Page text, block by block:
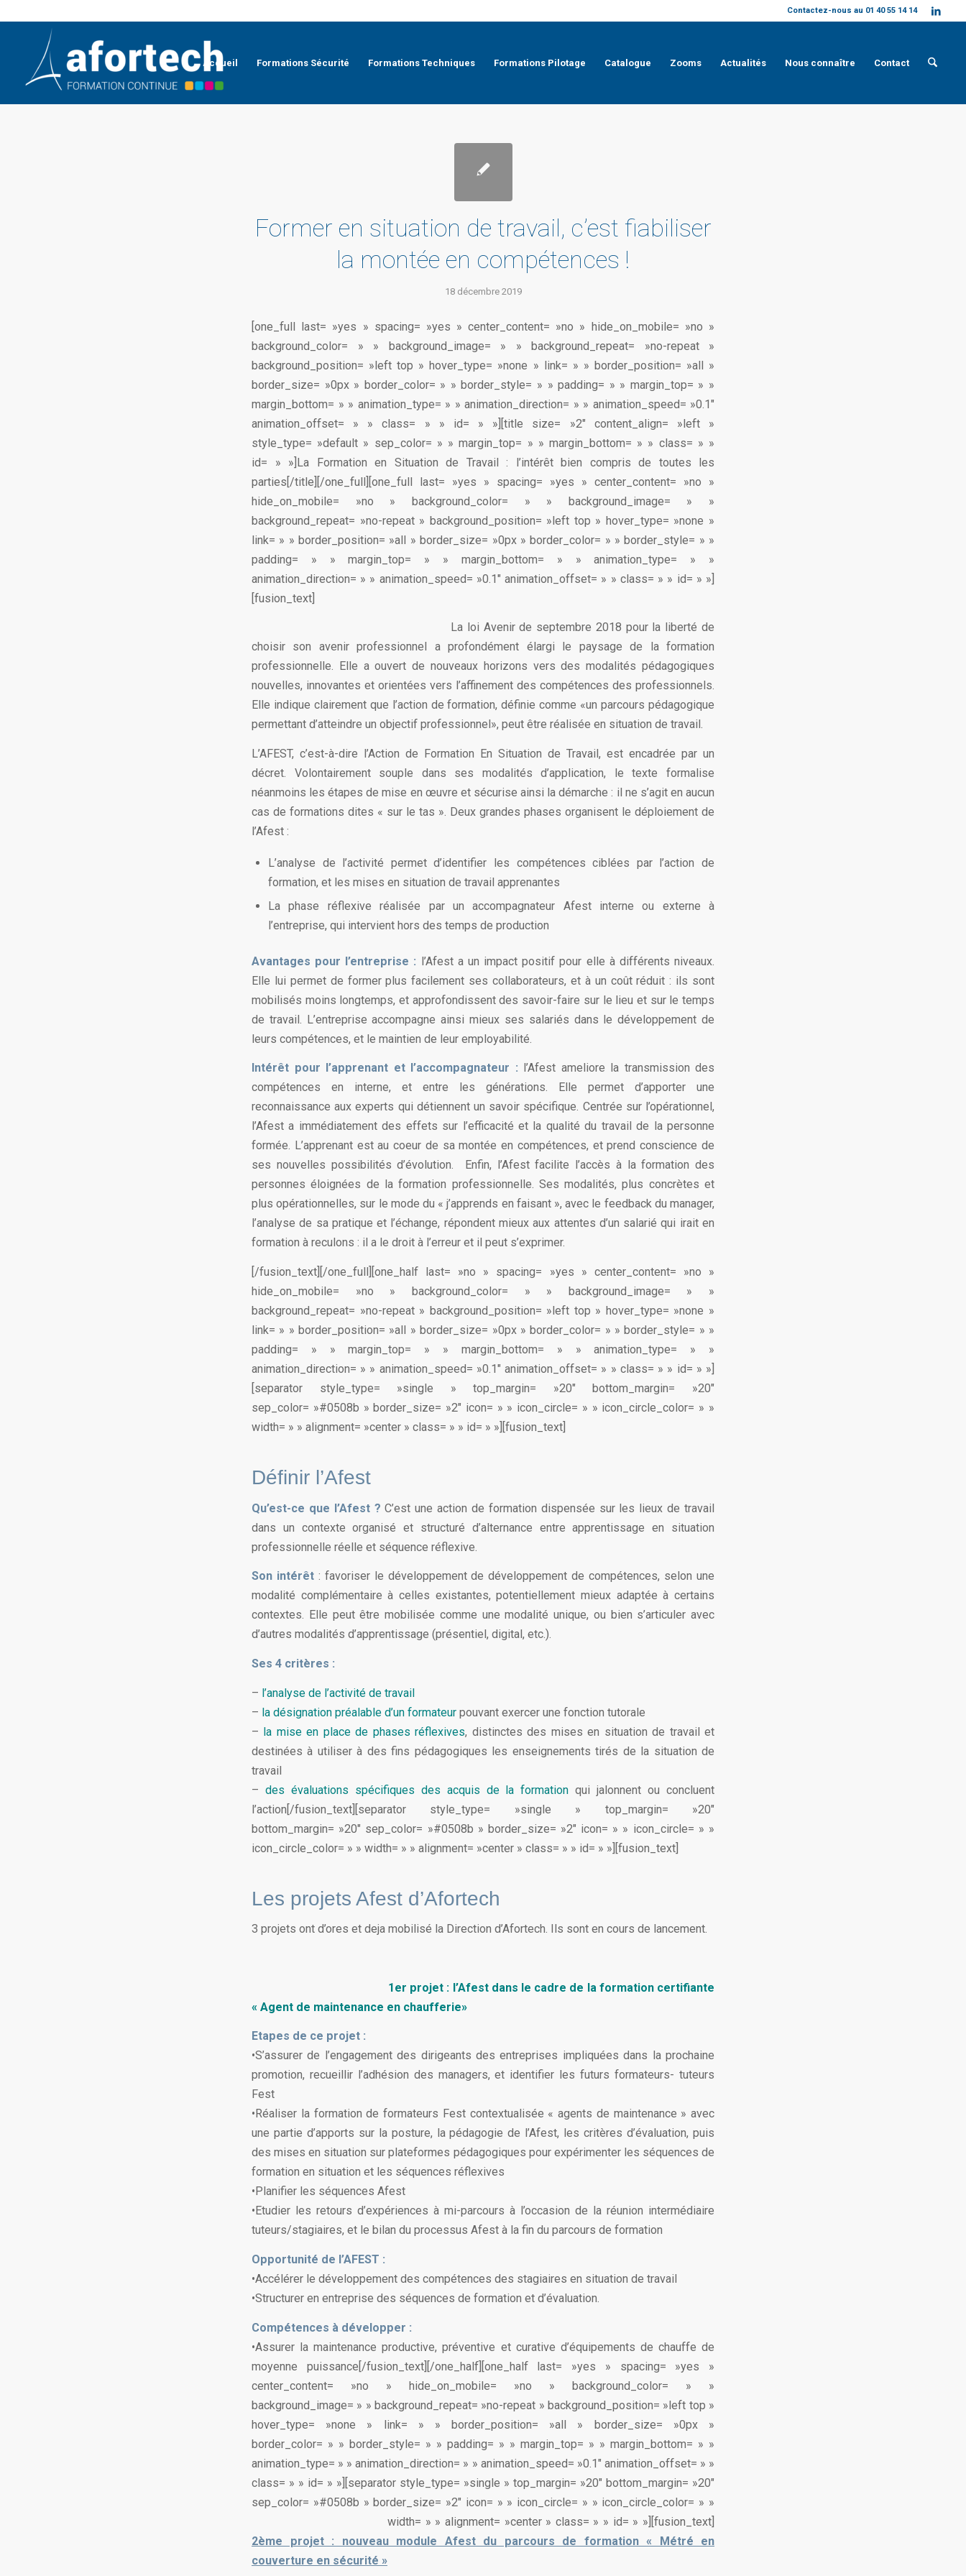
Contactez-nous au 01 40 55 14 14
Accueil Formations Sécurité Formations Techniques Formations Pilotage Catalogue Zooms Actualités Nous connaître Contact
Former en situation de travail, c’est fiabiliser
la montée en compétences !
18 décembre 2019
[one_full last= »yes » spacing= »yes » center_content= »no » hide_on_mobile= »no »
background_color= » » background_image= » » background_repeat= »no-repeat »
background_position= »left top » hover_type= »none » link= » » border_position= »all »
border_size= »0px » border_color= » » border_style= » » padding= » » margin_top= » »
margin_bottom= » » animation_type= » » animation_direction= » » animation_speed= »0.1″
animation_offset= » » class= » » id= » »][title size= »2″ content_align= »left »
style_type= »default » sep_color= » » margin_top= » » margin_bottom= » » class= » »
id= » »]La Formation en Situation de Travail : l’intérêt bien compris de toutes les
parties[/title][/one_full][one_full last= »yes » spacing= »yes » center_content= »no »
hide_on_mobile= »no » background_color= » » background_image= » »
background_repeat= »no-repeat » background_position= »left top » hover_type= »none »
link= » » border_position= »all » border_size= »0px » border_color= » » border_style= » »
padding= » » margin_top= » » margin_bottom= » » animation_type= » »
animation_direction= » » animation_speed= »0.1″ animation_offset= » » class= » » id= » »]
[fusion_text]
La loi Avenir de septembre 2018 pour la liberté de
choisir son avenir professionnel a profondément élargi le paysage de la formation
professionnelle. Elle a ouvert de nouveaux horizons vers des modalités pédagogiques
nouvelles, innovantes et orientées vers l’affinement des compétences des professionnels.
Elle indique clairement que l’action de formation, définie comme «un parcours pédagogique
permettant d’atteindre un objectif professionnel», peut être réalisée en situation de travail.
L’AFEST, c’est-à-dire l’Action de Formation En Situation de Travail, est encadrée par un
décret. Volontairement souple dans ses modalités d’application, le texte formalise
néanmoins les étapes de mise en œuvre et sécurise ainsi la démarche : il ne s’agit en aucun
cas de formations dites « sur le tas ». Deux grandes phases organisent le déploiement de
l’Afest :
L’analyse de l’activité permet d’identifier les compétences ciblées par l’action de
formation, et les mises en situation de travail apprenantes
La phase réflexive réalisée par un accompagnateur Afest interne ou externe à
l’entreprise, qui intervient hors des temps de production
Avantages pour l’entreprise : l’Afest a un impact positif pour elle à différents niveaux.
Elle lui permet de former plus facilement ses collaborateurs, et à un coût réduit : ils sont
mobilisés moins longtemps, et approfondissent des savoir-faire sur le lieu et sur le temps
de travail. L’entreprise accompagne ainsi mieux ses salariés dans le développement de
leurs compétences, et le maintien de leur employabilité.
Intérêt pour l’apprenant et l’accompagnateur :
l’Afest ameliore la transmission des
compétences en interne, et entre les générations. Elle permet d’apporter une
reconnaissance aux experts qui détiennent un savoir spécifique. Centrée sur l’opérationnel,
l’Afest a immédiatement des effets sur l’efficacité et la qualité du travail de la personne
formée. L’apprenant est au coeur de sa montée en compétences, et prend conscience de
ses nouvelles possibilités d’évolution. Enfin, l’Afest facilite l’accès à la formation des
personnes éloignées de la formation professionnelle. Ses modalités, plus concrètes et
plus opérationnelles, sur le mode du « j’apprends en faisant », avec le feedback du manager,
l’analyse de sa pratique et l’échange, répondent mieux aux attentes d’un salarié qui irait en
formation à reculons : il a le droit à l’erreur et il peut s’exprimer.
[/fusion_text][/one_full][one_half last= »no » spacing= »yes » center_content= »no »
hide_on_mobile= »no » background_color= » » background_image= » »
background_repeat= »no-repeat » background_position= »left top » hover_type= »none »
link= » » border_position= »all » border_size= »0px » border_color= » » border_style= » »
padding= » » margin_top= » » margin_bottom= » » animation_type= » »
animation_direction= » » animation_speed= »0.1″ animation_offset= » » class= » » id= » »]
[separator style_type= »single » top_margin= »20″ bottom_margin= »20″
sep_color= »#0508b » border_size= »2″ icon= » » icon_circle= » » icon_circle_color= » »
width= » » alignment= »center » class= » » id= » »][fusion_text]
Définir l’Afest
Qu’est-ce que l’Afest ? C’est une action de formation dispensée sur les lieux de travail
dans un contexte organisé et structuré d’alternance entre apprentissage en situation
professionnelle réelle et séquence réflexive.
Son intérêt: favoriser le développement de développement de compétences, selon une
modalité complémentaire à celles existantes, potentiellement mieux adaptée à certains
contextes. Elle peut être mobilisée comme une modalité unique, ou bien s’articuler avec
d’autres modalités d’apprentissage (présentiel, digital, etc.).
Ses 4 critères :
– l’analyse de l’activité de travail
– la désignation préalable d’un formateur pouvant exercer une fonction tutorale
– la mise en place de phases réflexives, distinctes des mises en situation de travail et
destinées à utiliser à des fins pédagogiques les enseignements tirés de la situation de
travail
– des évaluations spécifiques des acquis de la formation qui jalonnent ou concluent
l’action[/fusion_text][separator style_type= »single » top_margin= »20″
bottom_margin= »20″ sep_color= »#0508b » border_size= »2″ icon= » » icon_circle= » »
icon_circle_color= » » width= » » alignment= »center » class= » » id= » »][fusion_text]
Les projets Afest d’Afortech
3 projets ont d’ores et deja mobilisé la Direction d’Afortech. Ils sont en cours de lancement.
1er projet : l’Afest dans le cadre de la formation certifiante
« Agent de maintenance en chaufferie»
Etapes de ce projet :
•S’assurer de l’engagement des dirigeants des entreprises impliquées dans la prochaine
promotion, recueillir l’adhésion des managers, et identifier les futurs formateurs- tuteurs
Fest
•Réaliser la formation de formateurs Fest contextualisée « agents de maintenance » avec
une partie d’apports sur la posture, la pédagogie de l’Afest, les critères d’évaluation, puis
des mises en situation sur plateformes pédagogiques pour expérimenter les séquences de
formation en situation et les séquences réflexives
•Planifier les séquences Afest
•Etudier les retours d’expériences à mi-parcours à l’occasion de la réunion intermédiaire
tuteurs/stagiaires, et le bilan du processus Afest à la fin du parcours de formation
Opportunité de l’AFEST :
•Accélérer le développement des compétences des stagiaires en situation de travail
•Structurer en entreprise des séquences de formation et d’évaluation.
Compétences à développer :
•Assurer la maintenance productive, préventive et curative d’équipements de chauffe de
moyenne puissance[/fusion_text][/one_half][one_half last= »yes » spacing= »yes »
center_content= »no » hide_on_mobile= »no » background_color= » »
background_image= » » background_repeat= »no-repeat » background_position= »left top »
hover_type= »none » link= » » border_position= »all » border_size= »0px »
border_color= » » border_style= » » padding= » » margin_top= » » margin_bottom= » »
animation_type= » » animation_direction= » » animation_speed= »0.1″ animation_offset= » »
class= » » id= » »][separator style_type= »single » top_margin= »20″ bottom_margin= »20″
sep_color= »#0508b » border_size= »2″ icon= » » icon_circle= » » icon_circle_color= » »
width= » » alignment= »center » class= » » id= » »][fusion_text]
2ème projet : nouveau module Afest du parcours de formation « Métré en
couverture en sécurité »